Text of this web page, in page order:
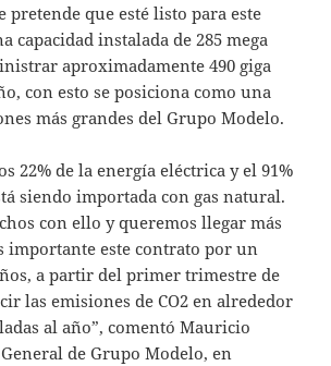
pretende que esté listo para este
capacidad instalada de 285 mega
aproximadamente 490 giga
con esto se posiciona como una
más grandes del Grupo Modelo.
22% de la energía eléctrica y el 91%
siendo importada con gas natural.
con ello y queremos llegar más
importante este contrato por un
a partir del primer trimestre de
las emisiones de CO2 en alrededor
al año”, comentó Mauricio
de Grupo Modelo, en